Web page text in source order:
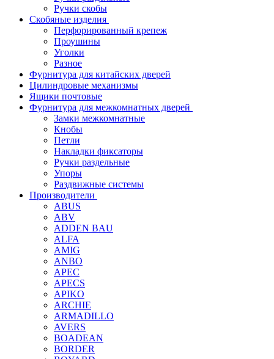
Ручки скобы
Скобяные изделия
Перфорированный крепеж
Проушины
Уголки
Разное
Фурнитура для китайских дверей
Цилиндровые механизмы
Ящики почтовые
Фурнитура для межкомнатных дверей
Замки межкомнатные
Кнобы
Петли
Накладки фиксаторы
Ручки раздельные
Упоры
Раздвижные системы
Производители
ABUS
ABV
ADDEN BAU
ALFA
AMIG
ANBO
APEC
APECS
APIKO
ARCHIE
ARMADILLO
AVERS
BOADEAN
BORDER